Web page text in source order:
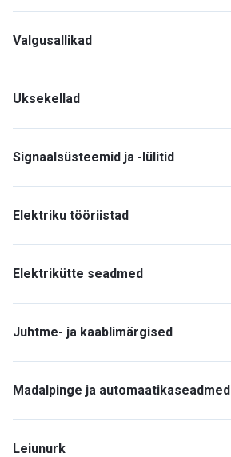
Valgusallikad
Uksekellad
Signaalsüsteemid ja -lülitid
Elektriku tööriistad
Elektrikütte seadmed
Juhtme- ja kaablimärgised
Madalpinge ja automaatikaseadmed
Leiunurk